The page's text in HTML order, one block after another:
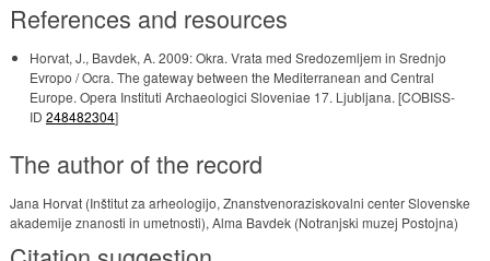
References and resources
Horvat, J., Bavdek, A. 2009: Okra. Vrata med Sredozemljem in Srednjo
Evropo / Ocra. The gateway between the Mediterranean and Central
Europe. Opera Instituti Archaeologici Sloveniae 17. Ljubljana. [COBISS-
ID 248482304]
The author of the record
Jana Horvat (Inštitut za arheologijo, Znanstvenoraziskovalni center Slovenske
akademije znanosti in umetnosti), Alma Bavdek (Notranjski muzej Postojna)